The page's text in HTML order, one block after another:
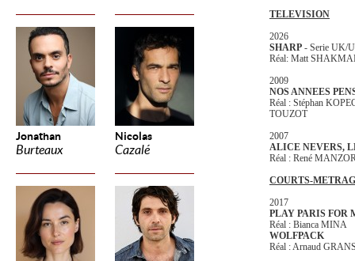
Jonathan
Burteaux
Nicolas
Cazalé
TELEVISION
2026
SHARP - Serie UK/
Réal: Matt
2009
NOS ANNEES
Réal : Stéphan
TOUZOT
2007
ALICE NEVERS,
Réal : René
COURTS-
2017
PLAY PARIS FOR
Réal : Bianca MINA
WOLFPACK
Réal : Arnaud